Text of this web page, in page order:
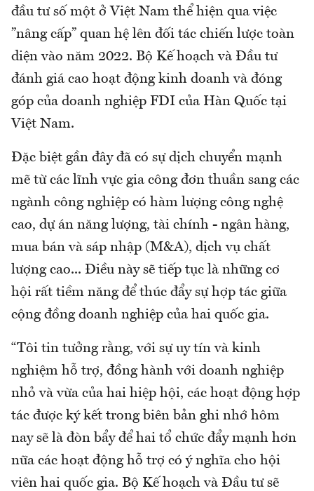
đầu tư số một ở Việt Nam thể hiện qua việc
”nâng cấp” quan hệ lên đối tác chiến lược toàn
diện vào năm 2022. Bộ Kế hoạch và Đầu tư
đánh giá cao hoạt động kinh doanh và đóng
góp của doanh nghiệp FDI của Hàn Quốc tại
Việt Nam.
Đặc biệt gần đây đã có sự dịch chuyển mạnh
mẽ từ các lĩnh vực gia công đơn thuần sang các
ngành công nghiệp có hàm lượng công nghệ
cao, dự án năng lượng, tài chính - ngân hàng,
mua bán và sáp nhập (M&A), dịch vụ chất
lượng cao... Điều này sẽ tiếp tục là những cơ
hội rất tiềm năng để thúc đẩy sự hợp tác giữa
cộng đồng doanh nghiệp của hai quốc gia.
“Tôi tin tưởng rằng, với sự uy tín và kinh
nghiệm hỗ trợ, đồng hành với doanh nghiệp
nhỏ và vừa của hai hiệp hội, các hoạt động hợp
tác được ký kết trong biên bản ghi nhớ hôm
nay sẽ là đòn bẩy để hai tổ chức đẩy mạnh hơn
nữa các hoạt động hỗ trợ có ý nghĩa cho hội
viên hai quốc gia. Bộ Kế hoạch và Đầu tư sẽ